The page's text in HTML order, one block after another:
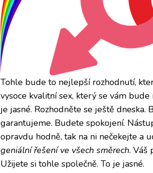
Tohle bude to nejlepší rozhodnutí,
vysoce kvalitní sex, který se vám
je jasné. Rozhodněte se ještě dneska.
garantujeme. Budete spokojení.
opravdu hodně, tak na ni nečekejte a
geniální řešení ve všech směrech. Váš
Užijete si tohle společně. To je jasné.